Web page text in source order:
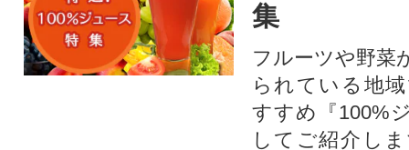
集
フルーツや野菜
られている地
すすめ『100%
してご紹介し